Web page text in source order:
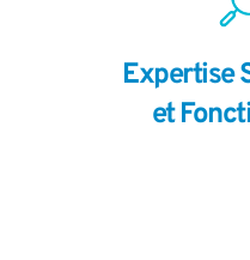
Expertise
et